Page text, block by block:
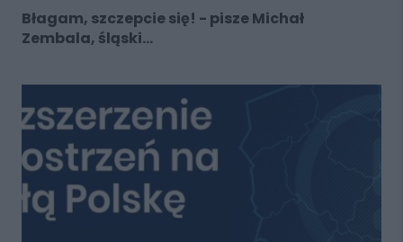
Błagam, szczepcie się! - pisze Michał
Zembala, śląski...